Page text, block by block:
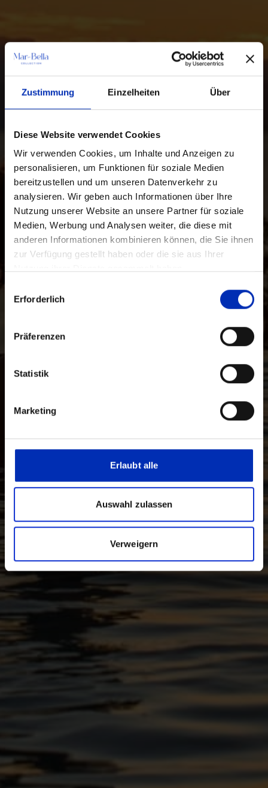
Zustimmung Einzelheiten Über
Diese Website verwendet Cookies
Wir verwenden Cookies, um Inhalte und Anzeigen zu
personalisieren, um Funktionen für soziale Medien
bereitzustellen und um unseren Datenverkehr zu
analysieren. Wir geben auch Informationen über Ihre
Nutzung unserer Website an unsere Partner für soziale
Medien, Werbung und Analysen weiter, die diese mit
anderen Informationen kombinieren können, die Sie ihnen
zur Verfügung gestellt haben oder die sie aus Ihrer
Auswahl
mitErforderlich
Präferenzen
Statistik
Marketing
Erlaubt alle
Auswahl zulassen
Verweigern